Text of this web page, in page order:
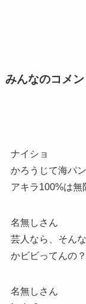
みんなのコメン
ナイショ
かろうじて海パ
アキラ100%は無
名無しさん
芸人なら、そん
かビビってんの？
名無しさん